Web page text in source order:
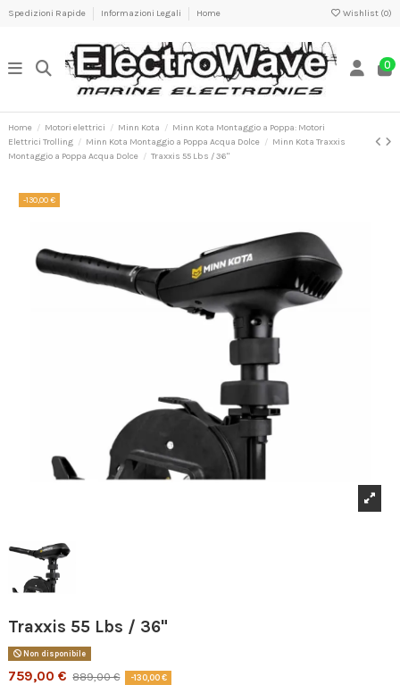
Spedizioni Rapide Informazioni Legali Home Wishlist (0)
0
Home Motori elettrici Minn Kota
Minn Kota Montaggio a Poppa: Motori
Elettrici Trolling
Minn Kota Montaggio a Poppa Acqua Dolce
Minn Kota Traxxis
Montaggio a Poppa Acqua Dolce
Traxxis 55 Lbs / 36"
-130,00 €
Traxxis 55 Lbs / 36"
Non disponibile
759,00 € 889,00 € -130,00 €